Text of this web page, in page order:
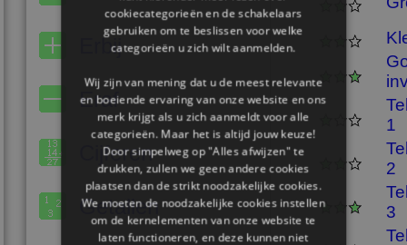
Erbij
Eraf
Cijferen
Getallen
1
2
3
cookiecategorieën en de schakelaars
gebruiken om te beslissen voor welke
categorieën u zich wilt aanmelden.
Wij zijn van mening dat u de meest relevante
en boeiende ervaring van onze website en ons
merk krijgt als u zich aanmeldt voor alle
categorieën. Maar het is altijd jouw keuze!
Door simpelweg op "Alles afwijzen" te
drukken, zullen we geen andere cookies
plaatsen dan de strikt noodzakelijke cookies.
We moeten de noodzakelijke cookies instellen
om de kernelementen van onze website te
laten functioneren, en deze kunnen niet